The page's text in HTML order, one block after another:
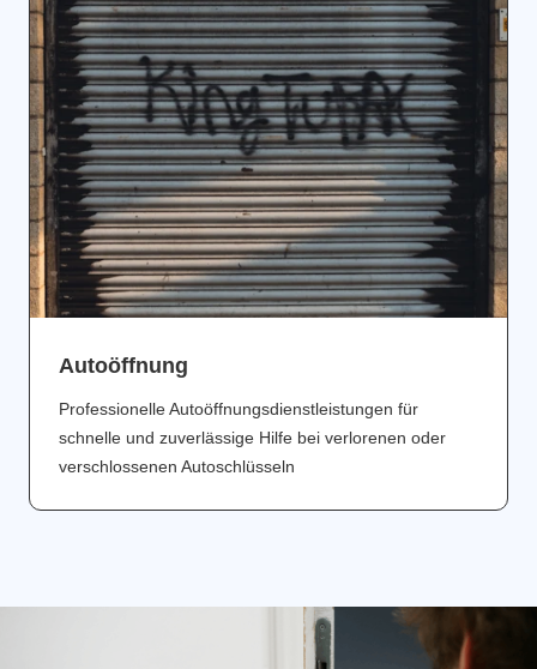
Аutoöffnung
Professionelle Autoöffnungsdienstleistungen für
schnelle und zuverlässige Hilfe bei verlorenen oder
verschlossenen Autoschlüsseln